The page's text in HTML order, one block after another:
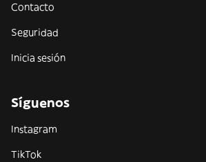
Contacto
Seguridad
Inicia sesión
Síguenos
Instagram
TikTok